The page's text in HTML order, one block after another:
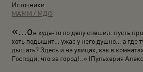
Источники:
МАММ / МДФ
«...он куда-то по делу спешил: пусть
хоть подышит… ужас у него душно… а где
дышать? Здесь и на улицах, как в
Господи, что за город!..» (Пульхерия